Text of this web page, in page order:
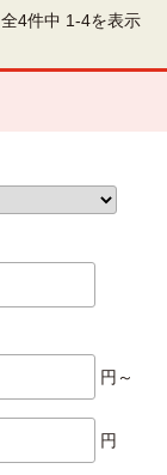
全4件中 1-4を表示
円～
円